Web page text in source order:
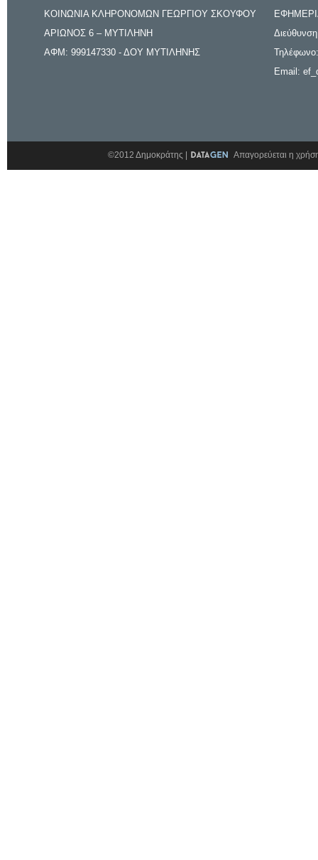
ΚΟΙΝΩΝΙΑ ΚΛΗΡΟΝΟΜΩΝ ΓΕΩΡΓΙΟΥ ΣΚΟΥΦΟΥ
ΑΡΙΩΝΟΣ 6 – ΜΥΤΙΛΗΝΗ
ΑΦΜ: 999147330 - ΔΟΥ ΜΥΤΙΛΗΝΗΣ
Email:
©2012 Δημοκράτης | Απαγορεύεται η